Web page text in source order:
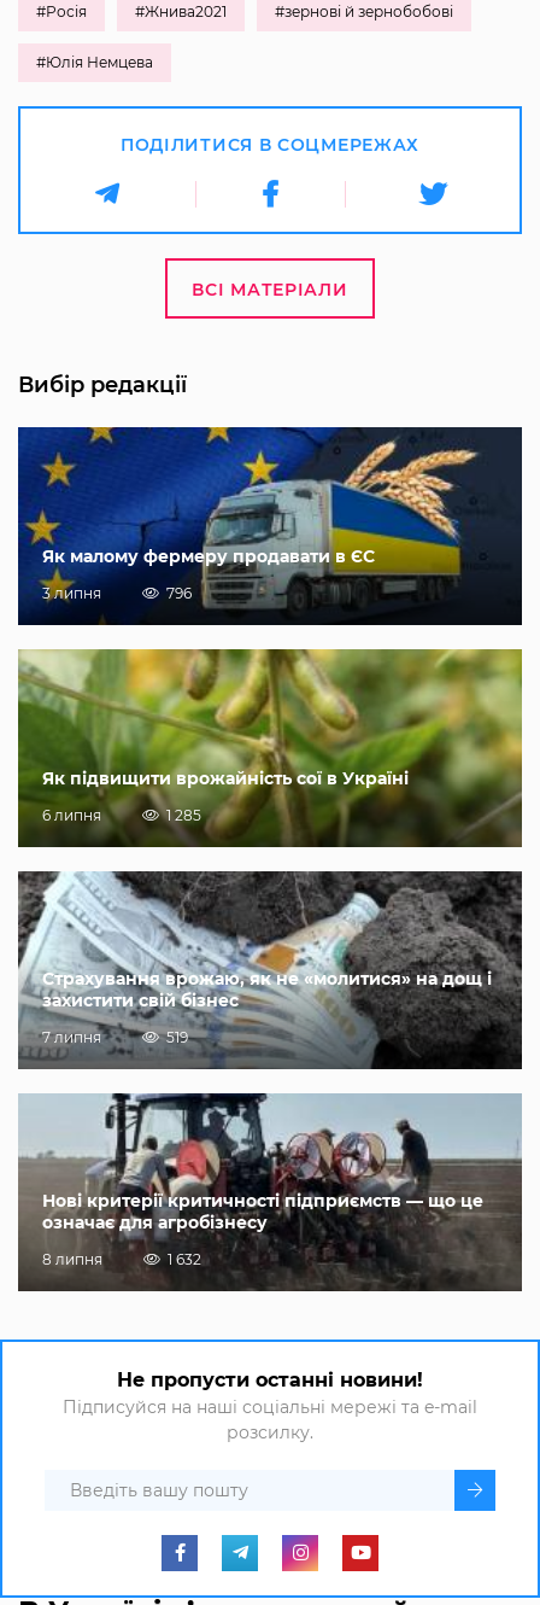
#Росія #Жнива2021 #зернові й зернобобові
#Юлія Немцева
ПОДІЛИТИСЯ В СОЦМЕРЕЖАХ
ВСІ МАТЕРІАЛИ
Вибір редакції
Як малому фермеру продавати в ЄС
3 липня 796
Як підвищити врожайність сої в Україні
6 липня 1 285
Страхування врожаю, як не «молитися» на дощ і
захистити свій бізнес
7 липня 519
Нові критерії критичності підприємств — що це
означає для агробізнесу
8 липня 1 632
Не пропусти останні новини!
Підписуйся на наші соціальні мережі та e-mail
розсилку.